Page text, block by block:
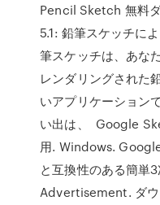
Pencil Sketch 無料
5.1: 鉛筆スケッチに
筆スケッチは、あな
レンダリングされた
いアプリケーション
い出は、 Google
用. Windows.
と互換性のある簡単
Advertisement. ダウ